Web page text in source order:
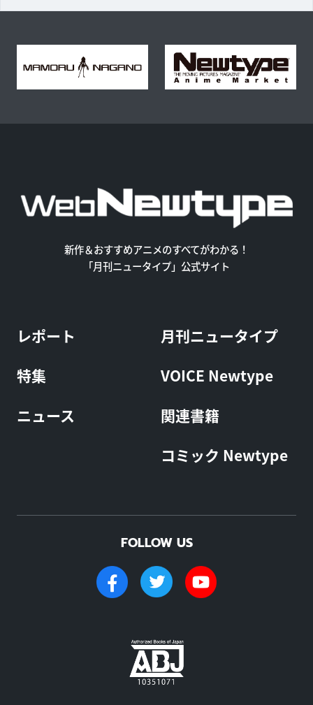
新作＆おすすめアニメのすべてがわかる！
「月刊ニュータイプ」公式サイト
レポート
特集
ニュース
月刊ニュータイプ
VOICE Newtype
関連書籍
コミック Newtype
FOLLOW US